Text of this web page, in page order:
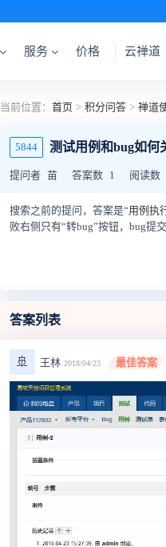
服务 价格 云禅道
当前位置： 首页 > 积分问答 > 禅道
5844 测试用例和bug如何
提问者 苗 答案数 1 阅读数
搜索之前的提问，答案是“用例执
败右侧只有“转bug”按钮，bug提
答案列表
🚢 王林 2018/04/23 最佳答案